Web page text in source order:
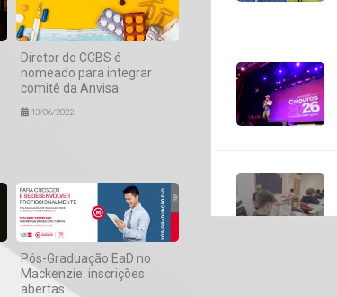
Diretor do CCBS é
nomeado para integrar
comitê da Anvisa
13/06/2022
Pós-Graduação EaD no
Mackenzie: inscrições
abertas